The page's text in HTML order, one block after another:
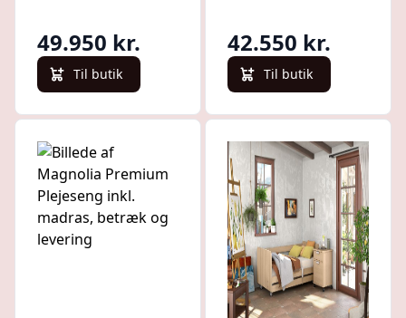
49.950 kr.
Til butik
42.550 kr.
Til butik